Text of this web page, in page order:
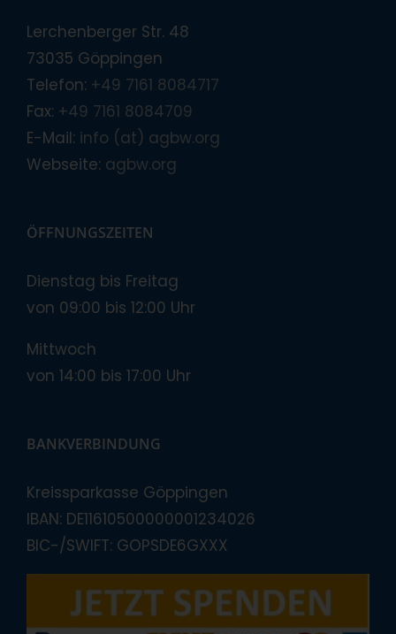
Lerchenberger Str. 48
73035 Göppingen
Telefon: +49 7161 8084717
Fax: +49 7161 8084709
E-Mail: info (at) agbw.org
Webseite: agbw.org
ÖFFNUNGSZEITEN
Dienstag bis Freitag
von 09:00 bis 12:00 Uhr
Mittwoch
von 14:00 bis 17:00 Uhr
BANKVERBINDUNG
Kreissparkasse Göppingen
IBAN: DE11610500000001234026
BIC-/SWIFT: GOPSDE6GXXX